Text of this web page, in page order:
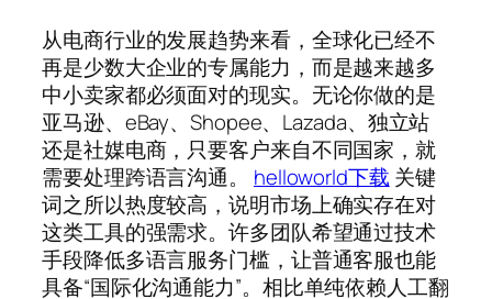
从电商行业的发展趋势来看，全球化已经不
再是少数大企业的专属能力，而是越来越多
中小卖家都必须面对的现实。无论你做的是
亚马逊、eBay、Shopee、Lazada、独立站
还是社媒电商，只要客户来自不同国家，就
需要处理跨语言沟通。 helloworld下载 关键
词之所以热度较高，说明市场上确实存在对
这类工具的强需求。许多团队希望通过技术
手段降低多语言服务门槛，让普通客服也能
具备“国际化沟通能力”。相比单纯依赖人工翻